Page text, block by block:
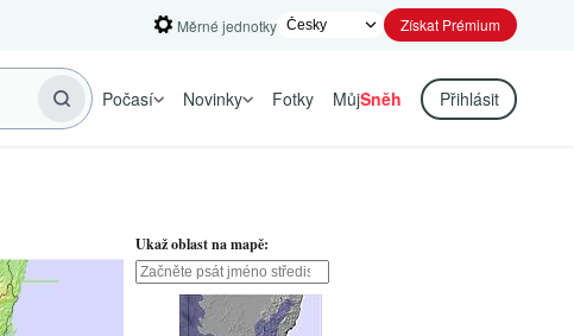
Měrné jednotky Získat Prémium
Počasí Novinky Fotky MůjSněh Přihlásit
Ukaž oblast na mapě: